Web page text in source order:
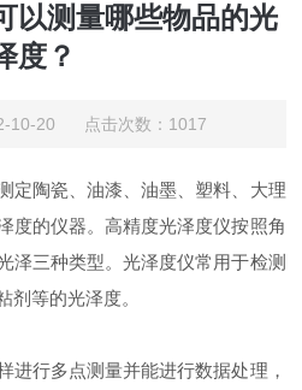
以测量哪些物品的光
度？
10-20 点击次数：1017
定陶瓷、油漆、油墨、塑料、大理
度的仪器。高精度光泽度仪按照角
泽三种类型。光泽度仪常用于检测
剂等的光泽度。
行多点测量并能进行数据处理，